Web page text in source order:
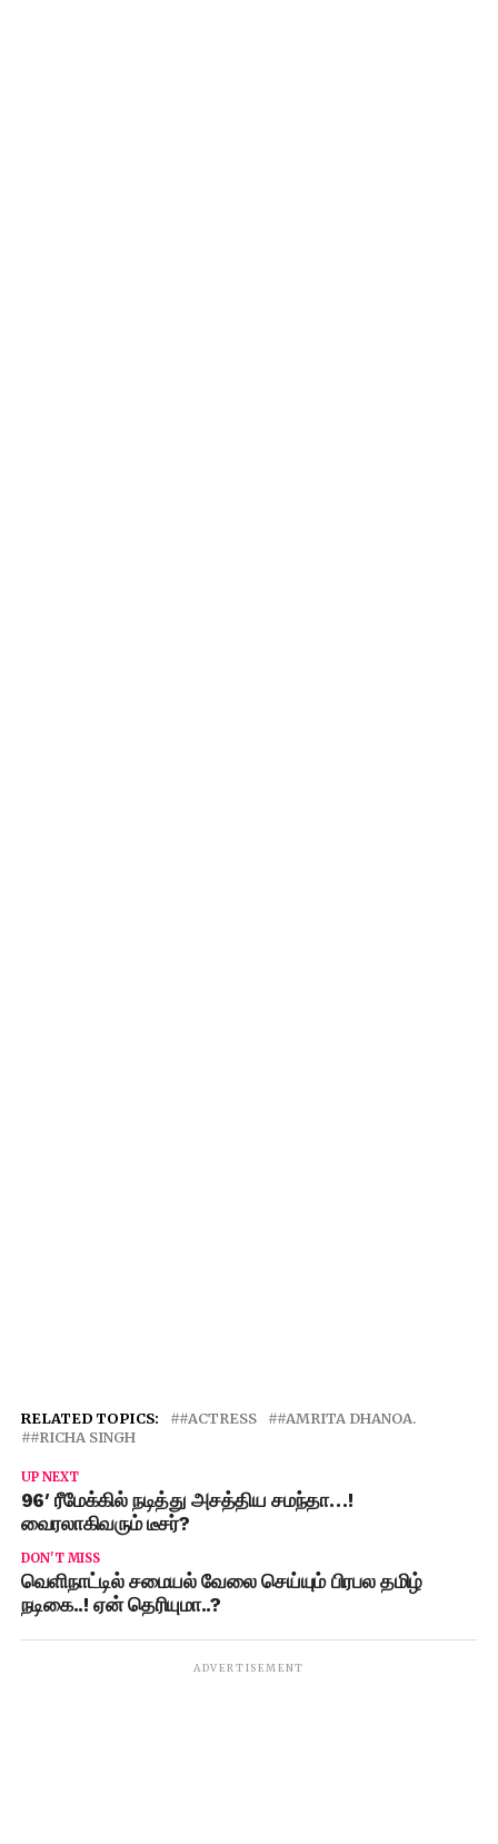
RELATED TOPICS: #ACTRESS
#AMRITA DHANOA.
#RICHA SINGH
UP NEXT
96′ ரீமேக்கில் நடித்து அசத்திய சமந்தா…!
வைரலாகிவரும் டீசர்?
DON'T MISS
வெளிநாட்டில் சமையல் வேலை செய்யும் பிரபல தமிழ்
நடிகை..! ஏன் தெரியுமா..?
ADVERTISEMENT